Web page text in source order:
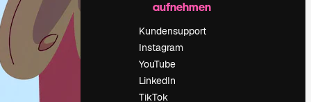
Preise
Über uns
Reviews
Karriere
Suchtrends
Blog
aufnehmen
Kundensupport
Instagram
YouTube
LinkedIn
TikTok